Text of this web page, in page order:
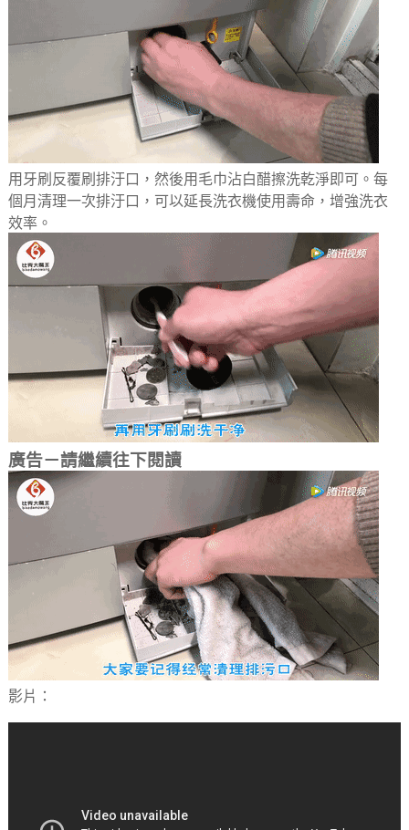
用牙刷反覆刷排汙口，然後用毛巾沾白醋擦洗乾淨即可。每
個月清理一次排汙口，可以延長洗衣機使用壽命，增強洗衣
效率。
廣告－請繼續往下閱讀
影片：